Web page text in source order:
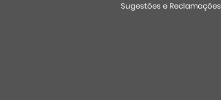
Sugestões e Reclamações